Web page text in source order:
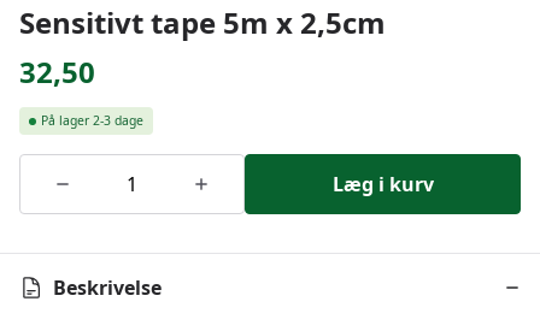
Sensitivt tape 5m x 2,5cm
32,50
På lager 2-3 dage
Læg i kurv
Beskrivelse